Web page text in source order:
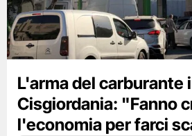
L'arma del carburante
Cisgiordania: "Fanno
l'economia per farci